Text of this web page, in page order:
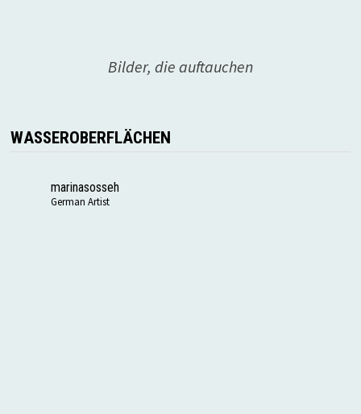
Bilder, die auftauchen
WASSEROBERFLÄCHEN
marinasosseh
German Artist